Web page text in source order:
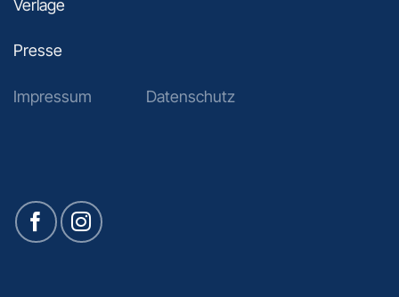
Verlage
Presse
Impressum Datenschutz